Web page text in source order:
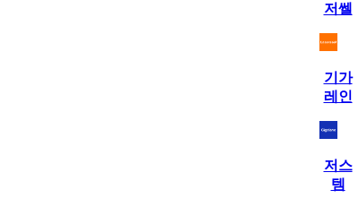
저쎌
기가
레인
저스
템